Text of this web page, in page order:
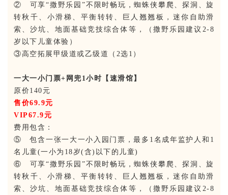
② 可享“撒野乐园”不限时畅玩，蜘蛛侠攀爬、探洞、旋
转秋千、小滑梯、平衡转转、巨人翘翘板，迷你自助滑
索、沙坑、地面基础竞技综合体等，（撒野乐园建议2-8
岁以下儿童体验）
③高空拓展甲级道或乙级道（2选1）
一大一小门票+网兜1小时【速滑馆】
原价140元
售价69.9元
VIP67.9元
费用包含：
⑤ 包含一张一大一小入园门票，最多1名成年监护人和1
名儿童(一小为18岁(含)以下的儿童)
⑥ 可享“撒野乐园”不限时畅玩，蜘蛛侠攀爬、探洞、旋
转秋千、小滑梯、平衡转转、巨人翘翘板，迷你自助滑
索、沙坑、地面基础竞技综合体等，（撒野乐园建议2-8